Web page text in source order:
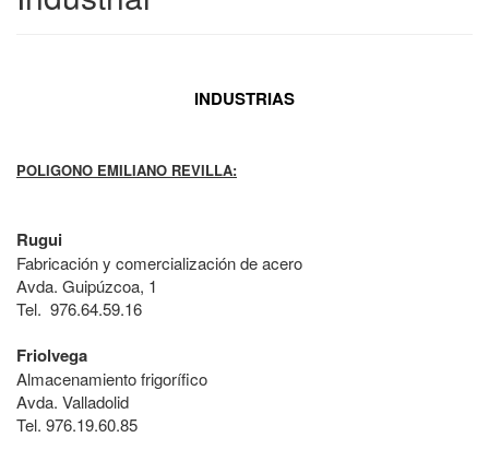
INDUSTRIAS
POLIGONO EMILIANO REVILLA:
Rugui
Fabricación y comercialización de acero
Avda. Guipúzcoa, 1
Tel. 976.64.59.16
Friolvega
Almacenamiento frigorífico
Avda. Valladolid
Tel. 976.19.60.85